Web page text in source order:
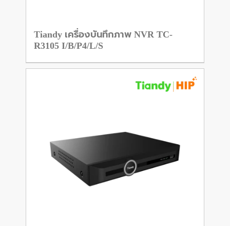
Tiandy เครื่องบันทึกภาพ NVR TC-
R3105 I/B/P4/L/S